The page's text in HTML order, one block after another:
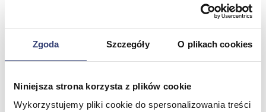
Zgoda Szczegóły O plikach cookies
Niniejsza strona korzysta z plików cookie
Wykorzystujemy pliki cookie do spersonalizowania treści
Urządzenia
Zobacz wszystko
Wróć